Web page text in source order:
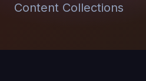
Content Collections